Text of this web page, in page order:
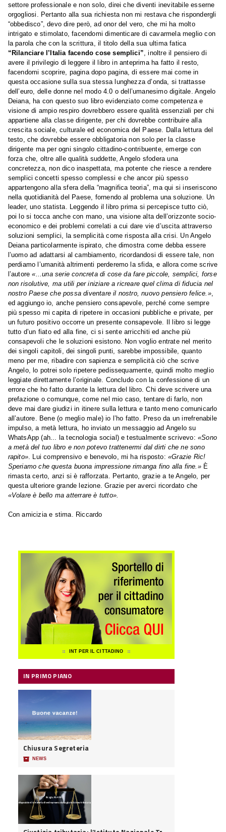
settore professionale e non solo, direi che diventi inevitabile esserne
orgogliosi. Pertanto alla sua richiesta non mi restava che rispondergli
“obbedisco”, devo dire però, ad onor del vero, che mi ha molto
intrigato e stimolato, facendomi dimenticare di cavarmela meglio con
la parola che con la scrittura, il titolo della sua ultima fatica
“Rilanciare l’Italia facendo cose semplici”, inoltre il pensiero di
avere il privilegio di leggere il libro in anteprima ha fatto il resto,
facendomi scoprire, pagina dopo pagina, di essere mai come in
questa occasione sulla sua stessa lunghezza d’onda, si trattasse
dell’euro, delle donne nel modo 4.0 o dell’umanesimo digitale. Angelo
Deiana, ha con questo suo libro evidenziato come competenza e
visione di ampio respiro dovrebbero essere qualità essenziali per chi
appartiene alla classe dirigente, per chi dovrebbe contribuire alla
crescita sociale, culturale ed economica del Paese. Dalla lettura del
testo, che dovrebbe essere obbligatoria non solo per la classe
dirigente ma per ogni singolo cittadino-contribuente, emerge con
forza che, oltre alle qualità suddette, Angelo sfodera una
concretezza, non dico inaspettata, ma potente che riesce a rendere
semplici concetti spesso complessi e che ancor più spesso
appartengono alla sfera della “magnifica teoria”, ma qui si inseriscono
nella quotidianità del Paese, fornendo al problema una soluzione. Un
leader, uno statista. Leggendo il libro prima si percepisce tutto ciò,
poi lo si tocca anche con mano, una visione alta dell’orizzonte socio-
economico e dei problemi correlati a cui dare vie d’uscita attraverso
soluzioni semplici, la semplicità come risposta alla crisi. Un Angelo
Deiana particolarmente ispirato, che dimostra come debba essere
l’uomo ad adattarsi al cambiamento, ricordandosi di essere tale, non
perdiamo l’umanità altrimenti perderemo la sfida, e allora come scrive
l’autore«...una serie concreta di cose da fare piccole, semplici, forse
non risolutive, ma utili per iniziare a ricreare quel clima di fiducia nel
nostro Paese che possa diventare il nostro, nuovo pensiero felice.»,
ed aggiungo io, anche pensiero consapevole, perché come sempre
più spesso mi capita di ripetere in occasioni pubbliche e private, per
un futuro positivo occorre un presente consapevole. Il libro si legge
tutto d’un fiato ed alla fine, ci si sente arricchiti ed anche più
consapevoli che le soluzioni esistono. Non voglio entrate nel merito
dei singoli capitoli, dei singoli punti, sarebbe impossibile, quanto
meno per me, ribadire con sapienza e semplicità ciò che scrive
Angelo, lo potrei solo ripetere pedissequamente, quindi molto meglio
leggiate direttamente l’originale. Concludo con la confessione di un
errore che ho fatto durante la lettura del libro. Chi deve scrivere una
prefazione o comunque, come nel mio caso, tentare di farlo, non
deve mai dare giudizi in itinere sulla lettura e tanto meno comunicarlo
all’autore. Bene (o meglio male) io l’ho fatto. Preso da un irrefrenabile
impulso, a metà lettura, ho inviato un messaggio ad Angelo su
WhatsApp (ah... la tecnologia social) e testualmente scrivevo: «Sono
a metà del tuo libro e non potevo trattenermi dal dirti che ne sono
rapito». Lui comprensivo e benevolo, mi ha risposto:«Grazie Ric!
Speriamo che questa buona impressione rimanga fino alla fine.»È
rimasta certo, anzi si è rafforzata. Pertanto, grazie a te Angelo, per
questa ulteriore grande lezione. Grazie per averci ricordato che
«Volare è bello ma atterrare è tutto».
Con amicizia e stima. Riccardo
INT PER IL CITTADINO
IN PRIMO PIANO
Chiusura Segreteria
📦 NEWS